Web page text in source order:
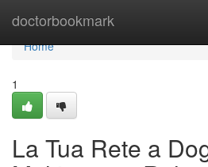
doctorbookmark
Home
Home
1
La Tua Rete a